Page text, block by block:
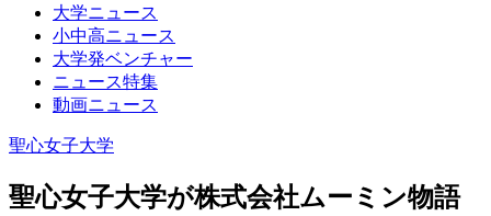
大学ニュース
小中高ニュース
大学発ベンチャー
ニュース特集
動画ニュース
聖心女子大学
聖心女子大学が株式会社ムーミン物語